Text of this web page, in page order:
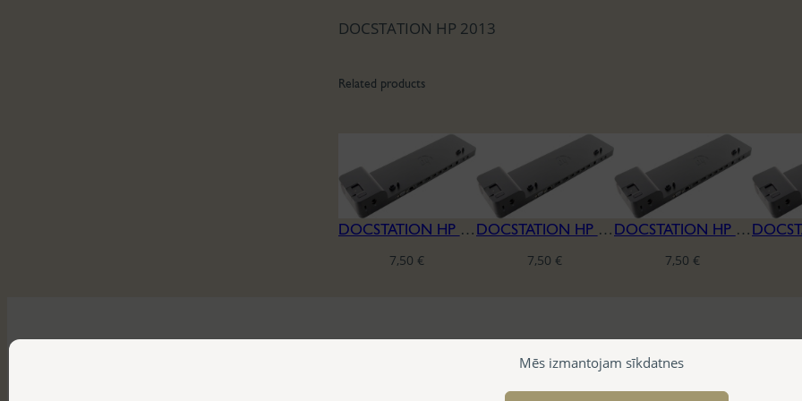
Mēs izmantojam sīkdatnes
DOCSTATION HP 2013
Related products
DOCSTATION HP 2013
7,50€
DOCSTATION HP 2013
7,50€
DOCSTATION HP 2013
7,50€